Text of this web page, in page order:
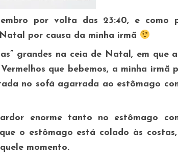
por volta das 23:40, e como
por causa da minha irmã
grandes na ceia de Natal, em que
que bebemos, a minha irmã
no sofá agarrada ao estômago
enorme tanto no estômago
o estômago está colado às
momento.